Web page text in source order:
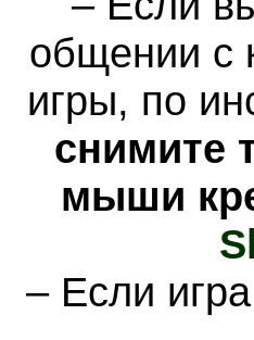
общении с
игры, по
снимите
мыши
– Если